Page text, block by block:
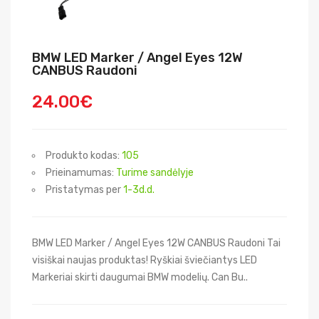
BMW LED Marker / Angel Eyes 12W
CANBUS Raudoni
24.00€
Produkto kodas: 105
Prieinamumas: Turime sandėlyje
Pristatymas per1-3d.d.
BMW LED Marker / Angel Eyes 12W CANBUS Raudoni Tai
visiškai naujas produktas! Ryškiai šviečiantys LED
Markeriai skirti daugumai BMW modelių. Can Bu..